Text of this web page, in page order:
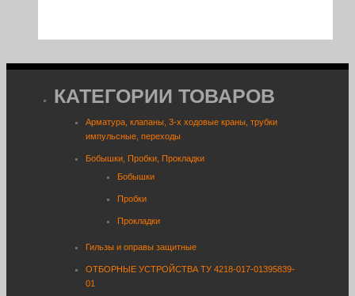
КАТЕГОРИИ ТОВАРОВ
Арматура, клапаны, 3-х ходовые краны, трубки
импульсные, переходы
Бобышки, Пробки, Прокладки
Бобышки
Пробки
Прокладки
Гильзы и оправы защитные
ОТБОРНЫЕ УСТРОЙСТВА ТУ 4218-017-01395839-
01